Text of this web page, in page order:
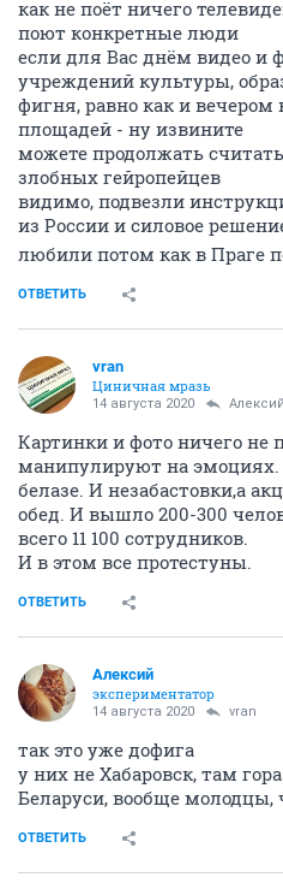
как не поёт ничего
поют конкретные люди
если для Вас днём видео и
учреждений культуры,
фигня, равно как и вечером
площадей - ну извините
можете продолжать
злобных гейропейцев
видимо, подвезли
из России и силовое
любили потом как в Праге
ОТВЕТИТЬ
vran
Циничная мразь
14 августа 2020 Алексий
Картинки и фото ничего не
манипулируют на эмоциях.
белазе. И незабастовки,а
обед. И вышло 200-300
всего 11 100 сотрудников.
И в этом все протестуны.
ОТВЕТИТЬ
Алексий
экспериментатор
14 августа 2020 vran
так это уже дофига
у них не Хабаровск, там
Беларуси, вообще молодцы,
ОТВЕТИТЬ